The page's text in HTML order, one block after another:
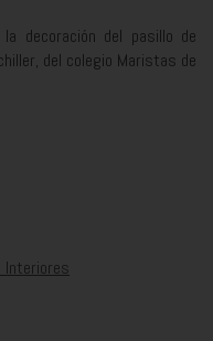
decoración del pasillo de
del colegio Maristas de
Interiores